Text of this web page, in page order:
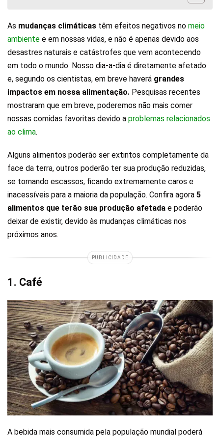
As mudanças climáticas têm efeitos negativos no meio
ambiente e em nossas vidas, e não é apenas devido aos
desastres naturais e catástrofes que vem acontecendo
em todo o mundo. Nosso dia-a-dia é diretamente afetado
e, segundo os cientistas, em breve haverá grandes
impactos em nossa alimentação. Pesquisas recentes
mostraram que em breve, poderemos não mais comer
nossas comidas favoritas devido a problemas relacionados
ao clima.
Alguns alimentos poderão ser extintos completamente da
face da terra, outros poderão ter sua produção reduzidas,
se tornando escassos, ficando extremamente caros e
inacessíveis para a maioria da população. Confira agora 5
alimentos que terão sua produção afetada e poderão
deixar de existir, devido às mudanças climáticas nos
próximos anos.
PUBLICIDADE
1. Café
A bebida mais consumida pela população mundial poderá